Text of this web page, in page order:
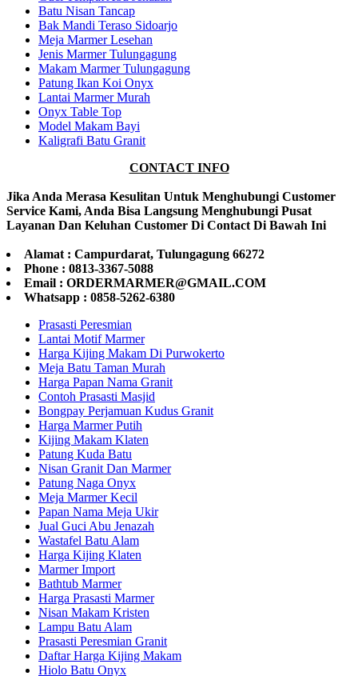
Batu Nisan Tancap
Bak Mandi Teraso Sidoarjo
Meja Marmer Lesehan
Jenis Marmer Tulungagung
Makam Marmer Tulungagung
Patung Ikan Koi Onyx
Lantai Marmer Murah
Onyx Table Top
Model Makam Bayi
Kaligrafi Batu Granit
CONTACT INFO
Jika Anda Merasa Kesulitan Untuk Menghubungi Customer
Service Kami, Anda Bisa Langsung Menghubungi Pusat
Layanan Dan Keluhan Customer Di Contact Di Bawah Ini
Alamat : Campurdarat, Tulungagung 66272
Phone : 0813-3367-5088
Email : ORDERMARMER@GMAIL.COM
Whatsapp : 0858-5262-6380
Prasasti Peresmian
Lantai Motif Marmer
Harga Kijing Makam Di Purwokerto
Meja Batu Taman Murah
Harga Papan Nama Granit
Contoh Prasasti Masjid
Bongpay Perjamuan Kudus Granit
Harga Marmer Putih
Kijing Makam Klaten
Patung Kuda Batu
Nisan Granit Dan Marmer
Patung Naga Onyx
Meja Marmer Kecil
Papan Nama Meja Ukir
Jual Guci Abu Jenazah
Wastafel Batu Alam
Harga Kijing Klaten
Marmer Import
Bathtub Marmer
Harga Prasasti Marmer
Nisan Makam Kristen
Lampu Batu Alam
Prasasti Peresmian Granit
Daftar Harga Kijing Makam
Hiolo Batu Onyx